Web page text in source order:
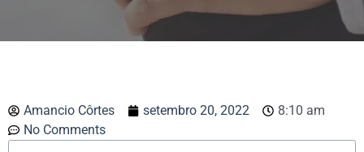
Amancio Côrtes setembro 20, 2022
8:10 am
No Comments